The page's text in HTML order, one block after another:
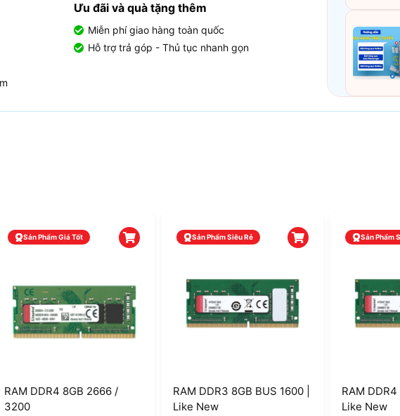
Ưu đãi và quà tặng thêm
Miễn phí giao hàng toàn quốc
Hỗ trợ trả góp - Thủ tục nhanh gọn
Sản Phẩm Giá Tốt
RAM DDR4 8GB 2666 /
3200
Sản Phẩm Siêu Rẻ
RAM DDR3 8GB BUS 1600 |
Like New
Sản Phẩm
RAM DDR4
Like New